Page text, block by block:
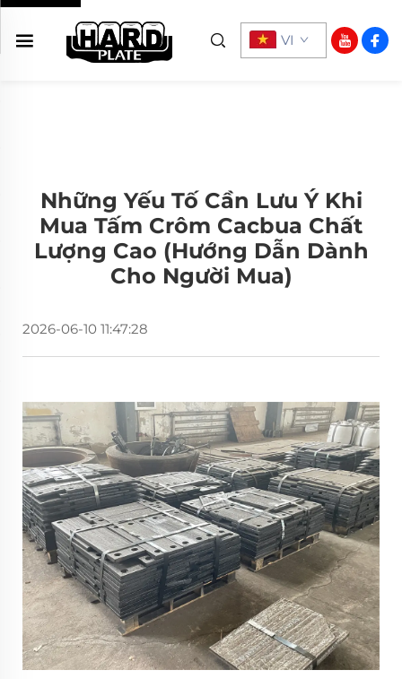
VI
Những Yếu Tố Cần Lưu Ý Khi
Mua Tấm Crôm Cacbua Chất
Lượng Cao (Hướng Dẫn Dành
Cho Người Mua)
2026-06-10 11:47:28